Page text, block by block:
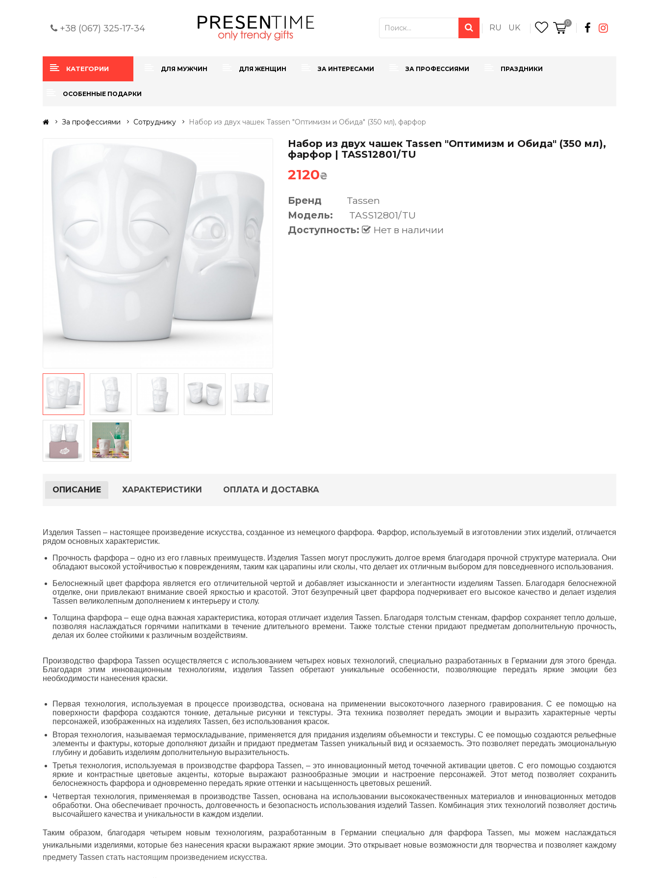
+38 (067) 325-17-34 RU UK
0
КАТЕГОРИИ ДЛЯ МУЖЧИН ДЛЯ ЖЕНЩИН ЗА ИНТЕРЕСАМИ ЗА ПРОФЕССИЯМИ ПРАЗДНИКИ
ОСОБЕННЫЕ ПОДАРКИ
За профессиями Сотруднику Набор из двух чашек Tassen "Оптимизм и Обида" (350 мл), фарфор
Набор из двух чашек Tassen "Оптимизм и Обида" (350 мл),
фарфор | TASS12801/TU
2120₴
Бренд
Tassen
Модель:
TASS12801/TU
Доступность:
Нет в наличии
ОПИСАНИЕ ХАРАКТЕРИСТИКИ ОПЛАТА И ДОСТАВКА
Изделия Tassen– настоящее произведение искусства, созданное из немецкого фарфора. Фарфор, используемый в изготовлении этих изделий, отличается
рядом основных характеристик.
Прочность фарфора– одно из его главных преимуществ. Изделия Tassen могут прослужить долгое время благодаря прочной структуре материала. Они
обладают высокой устойчивостью к повреждениям, таким как царапины или сколы, что делает их отличным выбором для повседневного использования.
Белоснежный цвет фарфора является его отличительной чертой и добавляет изысканности и элегантности изделиям Tassen. Благодаря белоснежной
отделке, они привлекают внимание своей яркостью и красотой. Этот безупречный цвет фарфора подчеркивает его высокое качество и делает изделия
Tassen великолепным дополнением к интерьеру и столу.
Толщина фарфора – еще одна важная характеристика, которая отличает изделия Tassen. Благодаря толстым стенкам, фарфор сохраняет тепло дольше,
позволяя наслаждаться горячими напитками в течение длительного времени. Также толстые стенки придают предметам дополнительную прочность,
делая их более стойкими к различным воздействиям.
Производство фарфора Tassen осуществляется с использованием четырех новых технологий, специально разработанных в Германии для этого бренда.
Благодаря этим инновационным технологиям, изделия Tassen обретают уникальные особенности, позволяющие передать яркие эмоции без
необходимости нанесения краски.
Первая технология, используемая в процессе производства, основана на применении высокоточного лазерного гравирования. С ее помощью на
поверхности фарфора создаются тонкие, детальные рисунки и текстуры. Эта техника позволяет передать эмоции и выразить характерные черты
персонажей, изображенных на изделиях Tassen, без использования красок.
Вторая технология, называемаятермоскладывание, применяется для придания изделиям объемности и текстуры. С ее помощью создаются рельефные
элементы и фактуры, которые дополняют дизайн и придают предметам Tassen уникальный вид и осязаемость. Это позволяет передать эмоциональную
глубину и добавить изделиям дополнительную выразительность.
Третья технология, используемая в производстве фарфора Tassen, – это инновационный метод точечной активации цветов. С его помощью создаются
яркие и контрастные цветовые акценты, которые выражают разнообразные эмоции и настроение персонажей. Этот метод позволяет сохранить
белоснежность фарфора и одновременно передать яркие оттенки и насыщенность цветовых решений.
Четвертая технология, применяемая в производстве Tassen, основана на использовании высококачественных материалов и инновационных методов
обработки. Она обеспечивает прочность, долговечность и безопасность использования изделий Tassen. Комбинация этих технологий позволяет достичь
высочайшего качества и уникальности в каждом изделии.
Таким образом, благодаря четырем новым технологиям, разработанным в Германии специально для фарфора Tassen, мы можем наслаждаться
уникальными изделиями, которые без нанесения краски выражают яркие эмоции. Это открывает новые возможности для творчества и позволяет каждому
предмету Tassen стать настоящим произведением искусства.